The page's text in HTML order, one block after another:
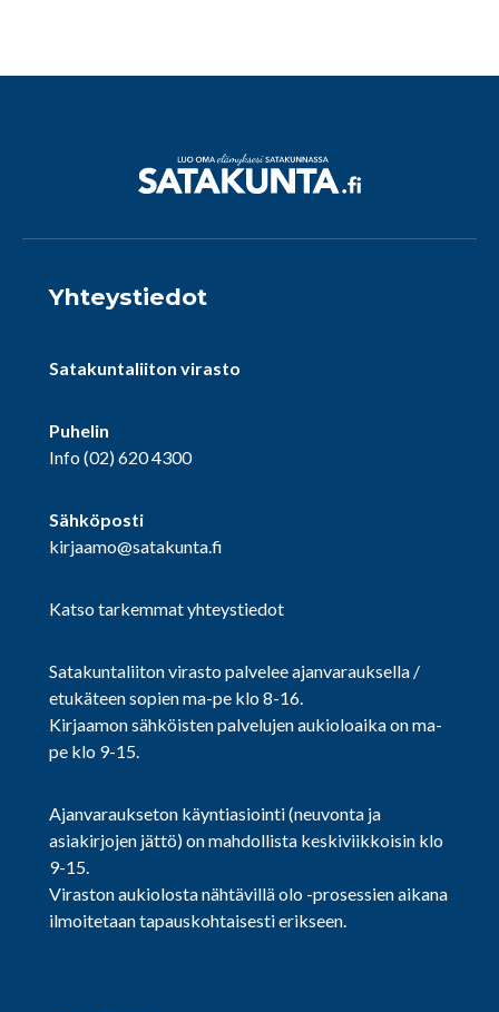
Yhteystiedot
Satakuntaliiton virasto
Puhelin
Info(02) 620 4300
Sähköposti
kirjaamo@satakunta.fi
Katso tarkemmat yhteystiedot
Satakuntaliiton virasto palvelee ajanvarauksella /
etukäteen sopien ma-pe klo 8-16.
Kirjaamon sähköisten palvelujen aukioloaika on ma-
pe klo 9-15.
Ajanvaraukseton käyntiasiointi (neuvonta ja
asiakirjojen jättö) on mahdollista keskiviikkoisin klo
9-15.
Viraston aukiolosta nähtävillä olo -prosessien aikana
ilmoitetaan tapauskohtaisesti erikseen.